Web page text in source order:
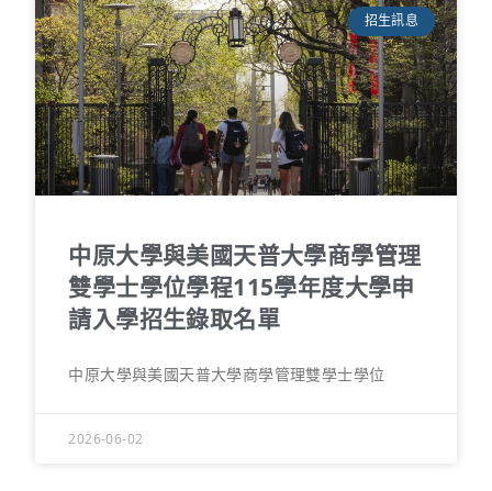
招生訊息
中原大學與美國天普大學商學管理
雙學士學位學程115學年度大學申
請入學招生錄取名單
中原大學與美國天普大學商學管理雙學士學位
2026-06-02